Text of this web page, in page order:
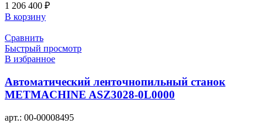
1 206 400 ₽
В корзину
Сравнить
Быстрый просмотр
В избранное
Автоматический ленточнопильный станок
METMACHINE ASZ3028-0L0000
арт.: 00-00008495